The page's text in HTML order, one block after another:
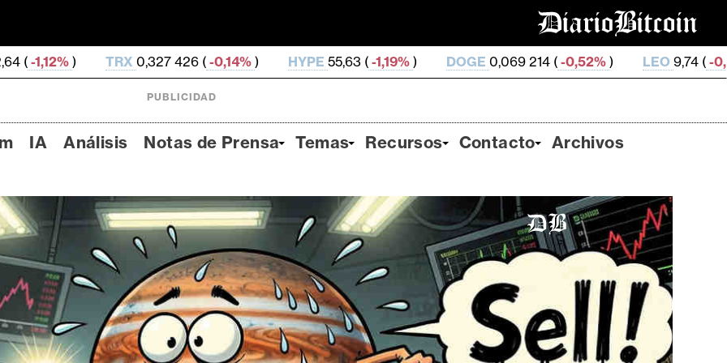
0,327 426 ( -0,14%) HYPE55,63 (-1,19%) DOGE0,069 214 (-0,52%) LEO9,74 (-0,01%) ZEC
PUBLICIDAD
IA Análisis Notas de Prensa Temas Recursos Contacto Archivos